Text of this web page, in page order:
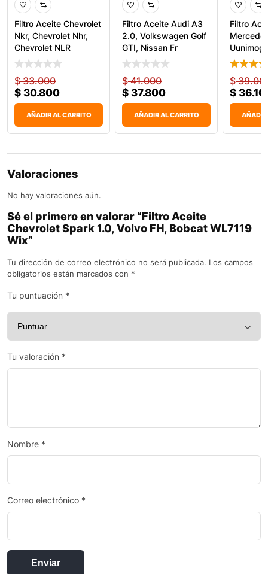
Filtro Aceite Chevrolet
Nkr, Chevrolet Nhr,
Chevrolet NLR
$33.000
$ 30.800
AÑADIR AL CARRITO
Filtro Aceite Audi A3
2.0, Volkswagen Golf
GTI, Nissan Fr
$41.000
$ 37.800
AÑADIR AL CARRITO
Filtro
924
$
$
AÑADIR
Valoraciones
No hay valoraciones aún.
Sé el primero en valorar “Filtro Aceite
Chevrolet Spark 1.0, Volvo FH, Bobcat WL7119
Wix”
Tu dirección de correo electrónico no será publicada. Los campos
obligatorios están marcados con *
Tu puntuación *
Tu valoración *
Nombre *
Correo electrónico *